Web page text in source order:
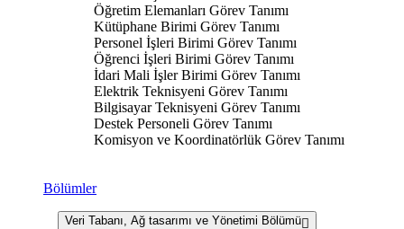
Öğretim Elemanları Görev Tanımı
Kütüphane Birimi Görev Tanımı
Personel İşleri Birimi Görev Tanımı
Öğrenci İşleri Birimi Görev Tanımı
İdari Mali İşler Birimi Görev Tanımı
Elektrik Teknisyeni Görev Tanımı
Bilgisayar Teknisyeni Görev Tanımı
Destek Personeli Görev Tanımı
Komisyon ve Koordinatörlük Görev Tanımı
Bölümler
Veri Tabanı, Ağ tasarımı ve Yönetimi Bölümü